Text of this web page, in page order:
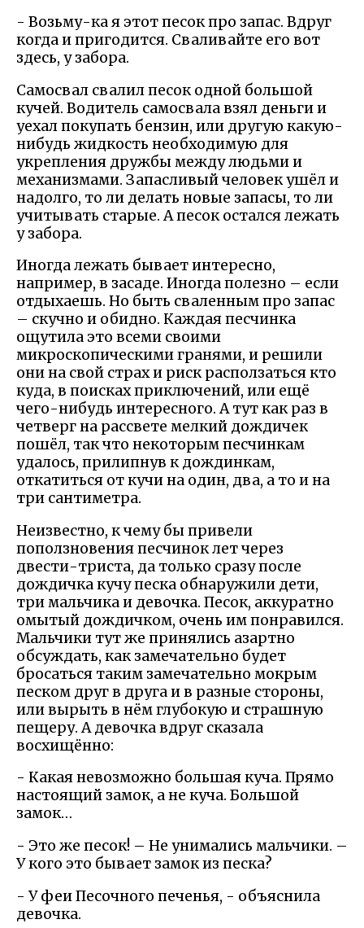
- Возьму-ка я этот песок про запас. Вдруг
когда и пригодится. Сваливайте его вот
здесь, у забора.
Самосвал свалил песок одной большой
кучей. Водитель самосвала взял деньги и
уехал покупать бензин, или другую какую-
нибудь жидкость необходимую для
укрепления дружбы между людьми и
механизмами. Запасливый человек ушёл и
надолго, то ли делать новые запасы, то ли
учитывать старые. А песок остался лежать
у забора.
Иногда лежать бывает интересно,
например, в засаде. Иногда полезно – если
отдыхаешь. Но быть сваленным про запас
– скучно и обидно. Каждая песчинка
ощутила это всеми своими
микроскопическими гранями, и решили
они на свой страх и риск расползаться кто
куда, в поисках приключений, или ещё
чего-нибудь интересного. А тут как раз в
четверг на рассвете мелкий дождичек
пошёл, так что некоторым песчинкам
удалось, прилипнув к дождинкам,
откатиться от кучи на один, два, а то и на
три сантиметра.
Неизвестно, к чему бы привели
поползновения песчинок лет через
двести-триста, да только сразу после
дождичка кучу песка обнаружили дети,
три мальчика и девочка. Песок, аккуратно
омытый дождичком, очень им понравился.
Мальчики тут же принялись азартно
обсуждать, как замечательно будет
бросаться таким замечательно мокрым
песком друг в друга и в разные стороны,
или вырыть в нём глубокую и страшную
пещеру. А девочка вдруг сказала
восхищённо:
- Какая невозможно большая куча. Прямо
настоящий замок, а не куча. Большой
замок…
- Это же песок! – Не унимались мальчики. –
У кого это бывает замок из песка?
- У феи Песочного печенья, - объяснила
девочка.